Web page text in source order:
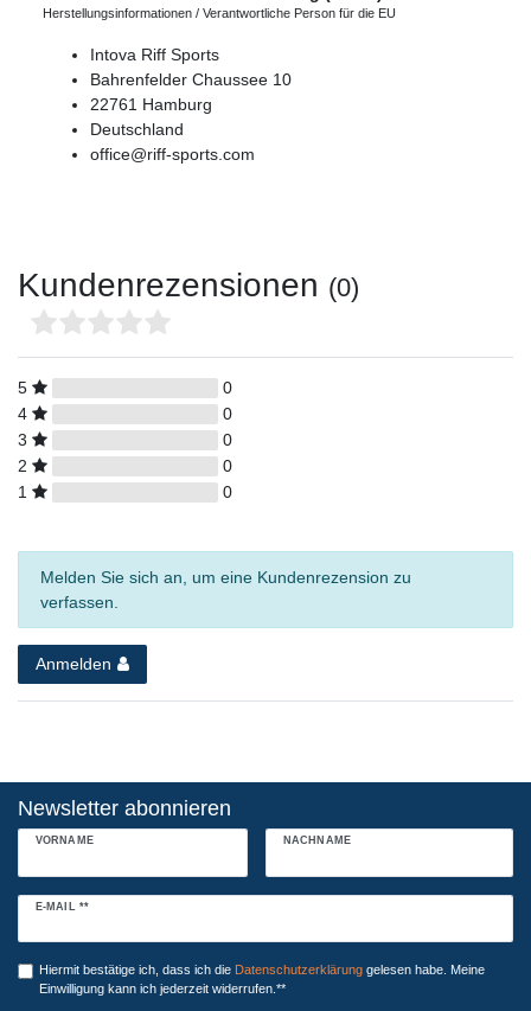
Herstellungsinformationen / Verantwortliche Person für die EU
Intova Riff Sports
Bahrenfelder Chaussee 10
22761 Hamburg
Deutschland
office@riff-sports.com
Kundenrezensionen (0)
5
0
4
0
3
0
2
0
1
0
Melden Sie sich an, um eine Kundenrezension zu
verfassen.
Anmelden
Newsletter abonnieren
VORNAME NACHNAME
E-MAIL **
Newsletter
Hiermit bestätige ich, dass ich die Daten­schutz­erklärunggelesen habe. Meine
Einwilligung kann ich jederzeit widerrufen.**